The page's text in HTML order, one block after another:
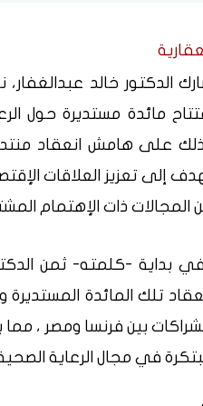
الدكتور خالد
مائدة مستديرة حول
على هامش انعقاد
إلى تعزيز العلاقات
المجالات ذات الإهتمام
بداية -كلمته- ثمن
تلك المائدة
بين فرنسا ومصر ،
في مجال الرعاية